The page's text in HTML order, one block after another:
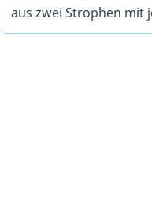
aus zwei Strophen mit